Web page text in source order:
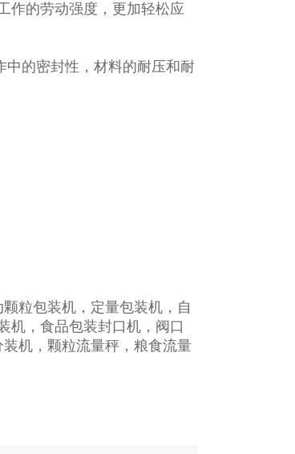
作的劳动强度，更加轻松应
中的密封性，材料的耐压和耐
粒包装机，定量包装机，自
机，食品包装封口机，阀口
机，颗粒流量秤，粮食流量